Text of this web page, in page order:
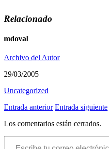
Relacionado
mdoval
Archivo del Autor
29/03/2005
Uncategorized
Entrada anterior Entrada siguiente
Los comentarios están cerrados.
Escribe tu correo electrónico…